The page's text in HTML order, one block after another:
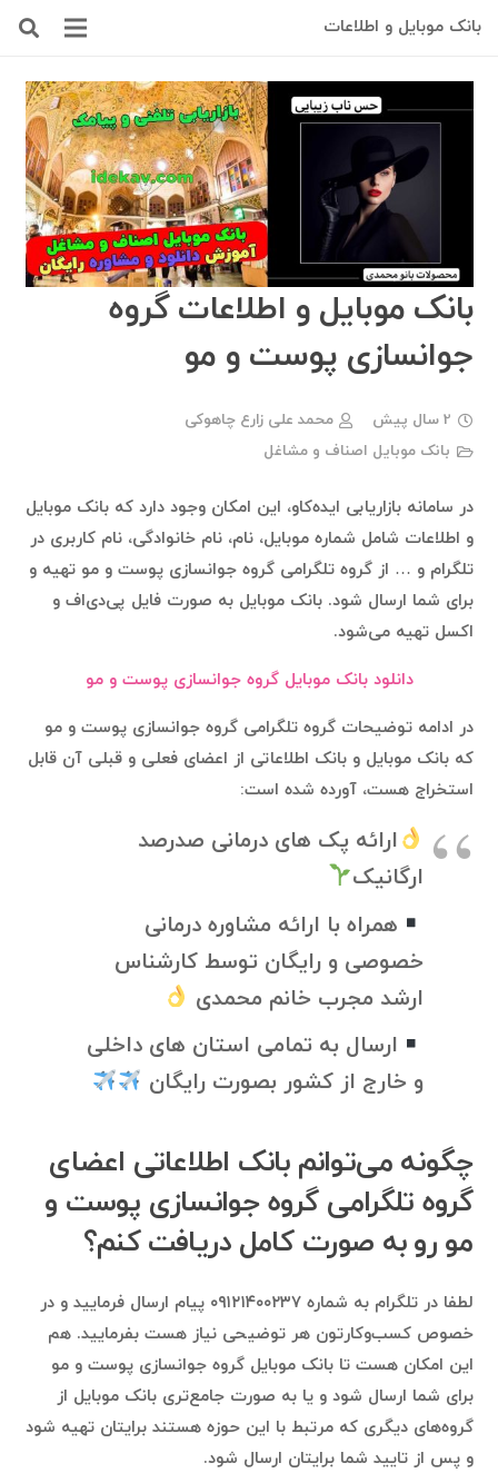
بانک موبایل و اطلاعات
بانک موبایل و اطلاعات گروه
جوانسازی پوست و مو
2 سال پیش
محمد علی زارع چاهوکی
بانک موبایل اصناف و مشاغل
در سامانه بازاریابی ایده‌کاو، این امکان وجود دارد که بانک موبایل
و اطلاعات شامل شماره موبایل، نام، نام خانوادگی، نام کاربری در
تلگرام و … از گروه تلگرامی گروه جوانسازی پوست و مو تهیه و
برای شما ارسال شود. بانک موبایل به صورت فایل پی‌دی‌اف و
اکسل تهیه می‌شود.
دانلود بانک موبایل گروه جوانسازی پوست و مو
در ادامه توضیحات گروه تلگرامی گروه جوانسازی پوست و مو
که بانک موبایل و بانک اطلاعاتی از اعضای فعلی و قبلی آن قابل
استخراج هست، آورده شده است:
ارائه پک های درمانی صدرصد
ارگانیک
همراه با ارائه مشاوره درمانی
خصوصی و رایگان توسط کارشناس
ارشد مجرب خانم محمدی
ارسال به تمامی استان های داخلی
و خارج از کشور بصورت رایگان
چگونه می‌توانم بانک اطلاعاتی اعضای
گروه تلگرامی گروه جوانسازی پوست و
مو رو به صورت کامل دریافت کنم؟
لطفا در تلگرام به شماره ۰۹۱۲۱۴۰۰۲۳۷ پیام ارسال فرمایید و در
خصوص کسب‌وکارتون هر توضیحی نیاز هست بفرمایید. هم
این امکان هست تا بانک موبایل گروه جوانسازی پوست و مو
برای شما ارسال شود و یا به صورت جامع‌تری بانک موبایل از
گروه‌های دیگری که مرتبط با این حوزه هستند برایتان تهیه شود
و پس از تایید شما برایتان ارسال شود.